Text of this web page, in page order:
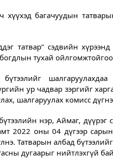
хүүхэд багачуудын
татвар” сэдвийн
тухай
ур чадвар зэргийг
шалгаруулах комисс
нэр, Аймаг, дүүрэг
2022 оны 04 дүгээр
Татварын албад
дугаарыг нийтлэхгүй